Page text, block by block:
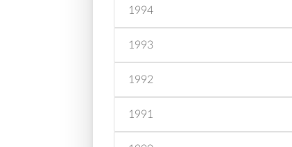
1994
1993
1992
1991